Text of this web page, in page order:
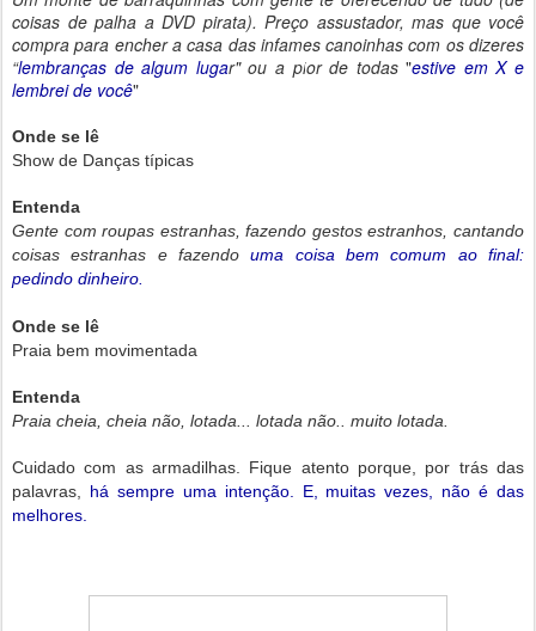
coisas de palha a DVD pirata). Preço assustador, mas que você
compra para encher a casa das infames canoinhas com os dizeres
“lembranças de algum lugar" ou a pior de todas"estive em X e
lembrei de você"
Onde se lê
Show de Danças típicas
Entenda
Gente com roupas estranhas, fazendo gestos estranhos, cantando
coisas estranhas e fazendouma coisa bem comum ao final:
pedindo dinheiro.
Onde se lê
Praia bem movimentada
Entenda
Praia cheia, cheia não, lotada... lotada não.. muito lotada.
Cuidado com as armadilhas. Fique atento porque, por trás das
palavras, há sempre uma intenção. E, muitas vezes, não é das
melhores.